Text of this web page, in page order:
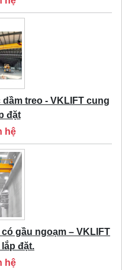
treo - VKLIFT cung
đặt
hệ
gầu ngoạm – VKLIFT
đặt.
hệ